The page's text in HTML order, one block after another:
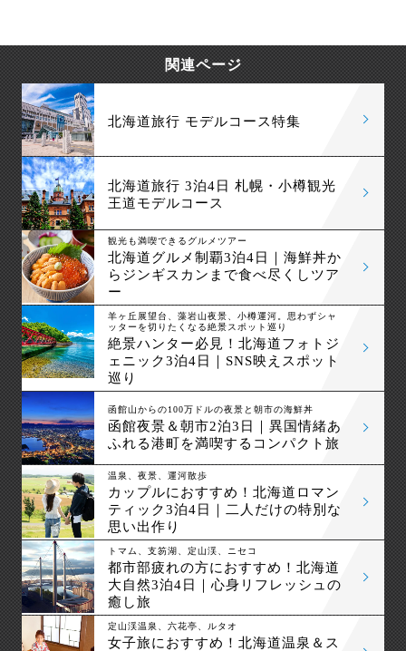
関連ページ
北海道旅行 モデルコース特集
北海道旅行 3泊4日 札幌・小樽観光
王道モデルコース
観光も満喫できるグルメツアー
北海道グルメ制覇3泊4日｜海鮮丼か
らジンギスカンまで食べ尽くしツア
ー
羊ヶ丘展望台、藻岩山夜景、小樽運河。思わずシャ
ッターを切りたくなる絶景スポット巡り
絶景ハンター必見！北海道フォトジ
ェニック3泊4日｜SNS映えスポット
巡り
函館山からの100万ドルの夜景と朝市の海鮮丼
函館夜景＆朝市2泊3日｜異国情緒あ
ふれる港町を満喫するコンパクト旅
温泉、夜景、運河散歩
カップルにおすすめ！北海道ロマン
ティック3泊4日｜二人だけの特別な
思い出作り
トマム、支笏湖、定山渓、ニセコ
都市部疲れの方におすすめ！北海道
大自然3泊4日｜心身リフレッシュの
癒し旅
定山渓温泉、六花亭、ルタオ
女子旅におすすめ！北海道温泉＆ス